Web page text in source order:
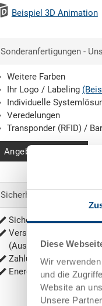
Diese
Wir
und die
Website an
Unsere
Beispiel 3D Animation
Sonderanfertigungen -
Weitere Farben
Ihr Logo / Labeling
Individuelle
Veredelungen
Transponder (RFID) /
Angebot anfordern
Sicherheit & Bestellung
Sichere Bestellung mit
Versandkostenfrei ab
(Ausnahmen siehe
Zahlung per Rechnung,
Energieeffiziente und